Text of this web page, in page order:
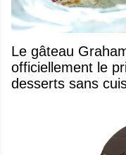
Le gâteau Graham et fraises se mérite
officiellement le
desserts sans